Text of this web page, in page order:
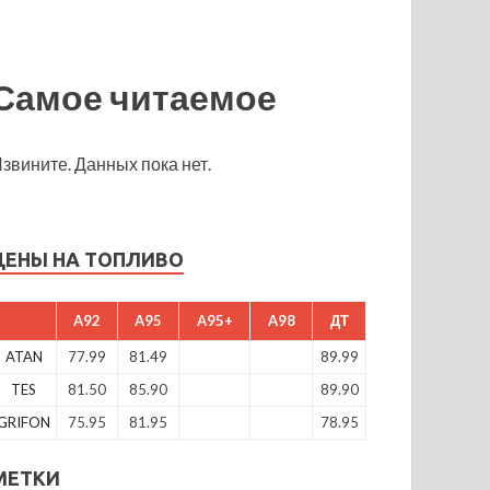
читаемое
Данных пока нет.
НА ТОПЛИВО
A92 A95 A95+ A98 ДТ
ATAN 77.99 81.49
89.99
TES
81.50 85.90
89.90
75.95 81.95 78.95